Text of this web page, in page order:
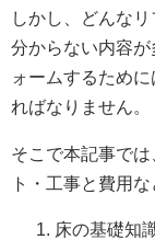
しかし、どんな
分からない内容
ォームするため
ればなりません。
そこで本記事で
ト・工事と費用
床の基礎知